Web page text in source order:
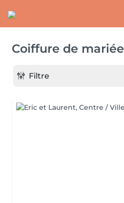
Coiffure de mariée
Filtre